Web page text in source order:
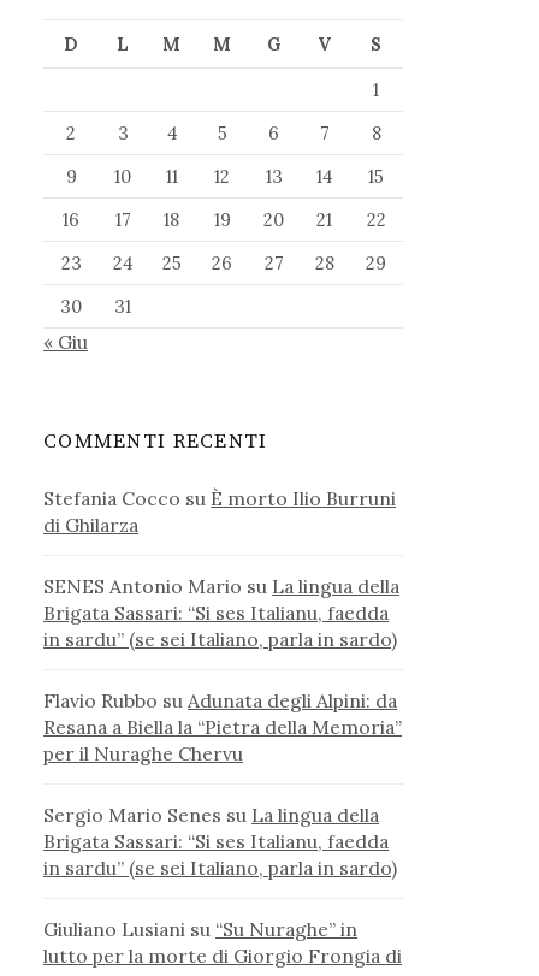
D L M M G V
S
1
2
3 4 5 6 7
8
9
10 11 12 13 14
15
16
17 18 19 20 21
22
23
24 25 26 27 28
29
30
31
« Giu
COMMENTI RECENTI
Stefania Cocco su È morto Ilio Burruni
di Ghilarza
SENES Antonio Mario su La lingua della
Brigata Sassari: “Si ses Italianu, faedda
in sardu” (se sei Italiano, parla in sardo)
Flavio Rubbo su Adunata degli Alpini: da
Resana a Biella la “Pietra della Memoria”
per il Nuraghe Chervu
Sergio Mario Senes su La lingua della
Brigata Sassari: “Si ses Italianu, faedda
in sardu” (se sei Italiano, parla in sardo)
Giuliano Lusiani su “Su Nuraghe” in
lutto per la morte di Giorgio Frongia di